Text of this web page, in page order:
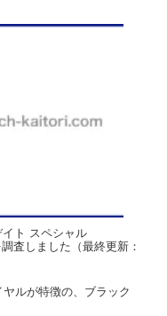
ト スペシャル
査しました（最終更新：
ルが特徴の、ブラック